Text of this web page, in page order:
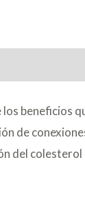
beneficios
de
del colesterol